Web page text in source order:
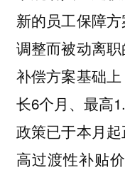
新的员工保障
调整而被动离
补偿方案基础
长6个月、最高
政策已于本月
高过渡性补贴